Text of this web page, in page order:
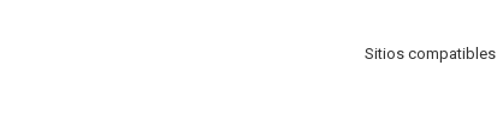
Sitios compatibles